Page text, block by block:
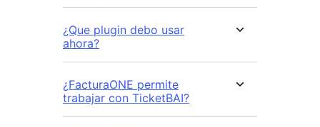
¿Que plugin debo usar
ahora?
¿FacturaONE permite
trabajar con TicketBAI?